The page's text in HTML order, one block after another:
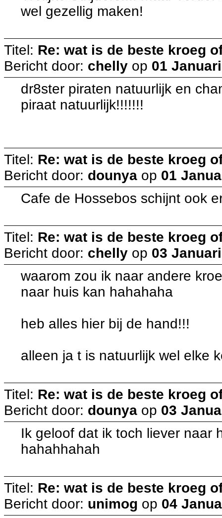
wel gezellig maken!
Titel: Re: wat is de beste kroeg
Bericht door: chelly op 01
dr8ster piraten natuurlijk en
piraat natuurlijk!!!!!!!
Titel: Re: wat is de beste kroeg
Bericht door: dounya op 01
Cafe de Hossebos schijnt ook
Titel: Re: wat is de beste kroeg
Bericht door: chelly op 03
waarom zou ik naar andere
naar huis kan hahahaha
heb alles hier bij de hand!!!
alleen ja t is natuurlijk wel elke
Titel: Re: wat is de beste kroeg
Bericht door: dounya op 03
Ik geloof dat ik toch liever naar
hahahhahah
Titel: Re: wat is de beste kroeg
Bericht door: unimog op 04